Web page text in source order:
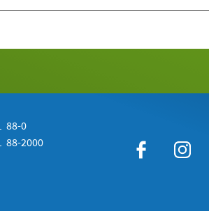
88-0
88-2000